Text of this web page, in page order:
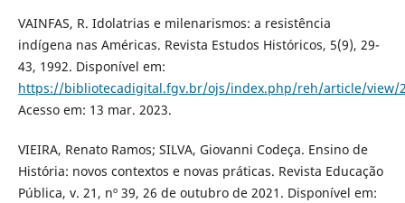
VAINFAS, R. Idolatrias e milenarismos: a resistência
indígena nas Américas. Revista Estudos Históricos, 5(9), 29-
43, 1992. Disponível em:
https://bibliotecadigital.fgv.br/ojs/index.php/reh/article/view/
Acesso em: 13 mar. 2023.
VIEIRA, Renato Ramos; SILVA, Giovanni Codeça. Ensino de
História: novos contextos e novas práticas. Revista Educação
Pública, v. 21, nº 39, 26 de outubro de 2021. Disponível em: